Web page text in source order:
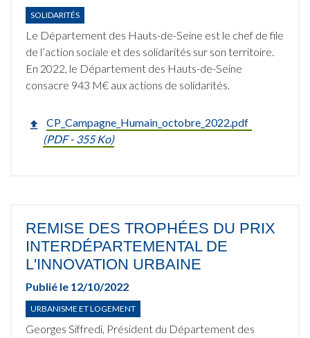
SOLIDARITÉS
Le Département des Hauts-de-Seine est le chef de file
de l’action sociale et des solidarités sur son territoire.
En 2022, le Département des Hauts-de-Seine
consacre 943 M€ aux actions de solidarités.
CP_Campagne_Humain_octobre_2022.pdf
(PDF- 355 Ko)
REMISE DES TROPHÉES DU PRIX
INTERDÉPARTEMENTAL DE
L'INNOVATION URBAINE
Publié le 12/10/2022
URBANISME ET LOGEMENT
Georges Siffredi, Président du Département des